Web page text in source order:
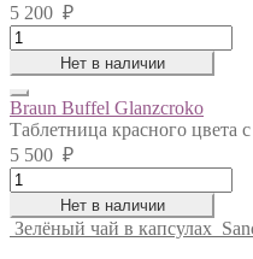
5 200 ₽
Braun
Buffel
ГОЛЬФ
оранжевая
quantity
Нет в наличии
Braun Buffel Glanzcroko
Таблетница красного цвета
5 500 ₽
Braun
Buffel
Glanzcroko
quantity
Нет в наличии
Зелёный чай в капсулах